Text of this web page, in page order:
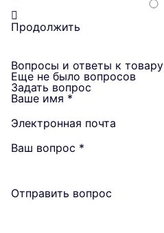
Продолжить
Вопросы и ответы к товару
Еще не было вопросов
Задать вопрос
Ваше имя *
Электронная почта
Ваш вопрос *
Отправить вопрос